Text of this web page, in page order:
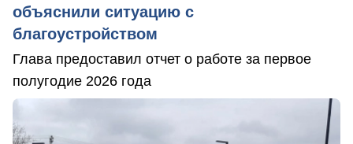
объяснили ситуацию с
благоустройством
Глава предоставил отчет о работе за первое
полугодие 2026 года